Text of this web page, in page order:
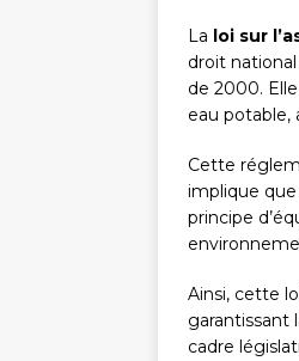
La loi sur
droit
de 2000.
eau potable,
Cette
implique
principe
Ainsi, cette
garantissant
cadre